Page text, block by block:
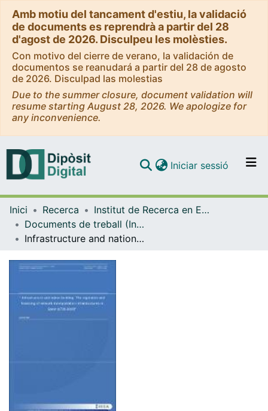
Amb motiu del tancament d'estiu, la validació
de documents es reprendrà a partir del 28
d'agost de 2026. Disculpeu les molèsties.
Con motivo del cierre de verano, la validación de
documentos se reanudará a partir del 28 de agosto
de 2026. Disculpad las molestias
Due to the summer closure, document validation will
resume starting August 28, 2026. We apologize for
any inconvenience.
Navega per tot el DD
Iniciar sessió (current)
Inici Recerca
Institut de Recerca en Economia Aplicada Regional i Pública (IREA)
Documents de treball (Institut de Recerca en Economia Aplicada Regional i Pública (IREA))
Infrastructure and nation building: The regulation and financing of network transportation infrastructures in Spain (1720-2010)